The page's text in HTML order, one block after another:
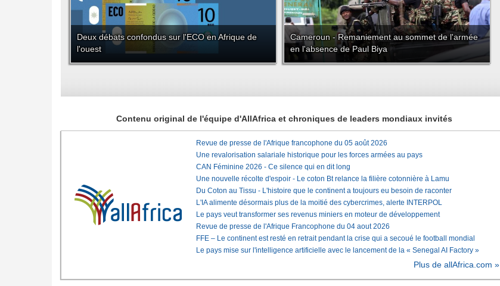
Deux débats confondus sur l'ECO en Afrique de
l'ouest
Cameroun - Remaniement au sommet de l'armée
en l'absence de Paul Biya
Contenu original de l'équipe d'AllAfrica et chroniques de leaders mondiaux invités
Revue de presse de l'Afrique francophone du 05 août 2026
Une revalorisation salariale historique pour les forces armées au pays
CAN Féminine 2026 - Ce silence qui en dit long
Une nouvelle récolte d'espoir - Le coton Bt relance la filière cotonnière à Lamu
Du Coton au Tissu - L'histoire que le continent a toujours eu besoin de raconter
L'IA alimente désormais plus de la moitié des cybercrimes, alerte INTERPOL
Le pays veut transformer ses revenus miniers en moteur de développement
Revue de presse de l'Afrique Francophone du 04 aout 2026
FFE – Le continent est resté en retrait pendant la crise qui a secoué le football mondial
Le pays mise sur l'intelligence artificielle avec le lancement de la « Senegal AI Factory »
Plus de allAfrica.com »